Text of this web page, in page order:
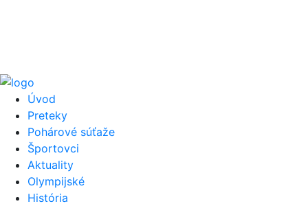
Úvod
Preteky
Pohárové súťaže
Športovci
Aktuality
Olympijské
História